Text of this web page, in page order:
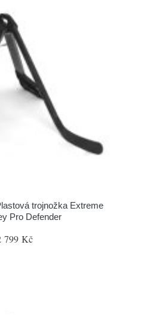
trojnožka Extreme
Pro Defender
799 Kč